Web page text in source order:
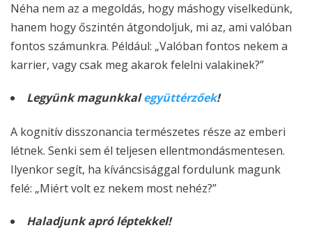
Néha nem az a megoldás, hogy máshogy viselkedünk,
hanem hogy őszintén átgondoljuk, mi az, ami valóban
fontos számunkra. Például: „Valóban fontos nekem a
karrier, vagy csak meg akarok felelni valakinek?”
Legyünk magunkkalegyüttérzőek!
A kognitív disszonancia természetes része az emberi
létnek. Senki sem él teljesen ellentmondásmentesen.
Ilyenkor segít, ha kíváncsisággal fordulunk magunk
felé: „Miért volt ez nekem most nehéz?”
Haladjunk apró léptekkel!